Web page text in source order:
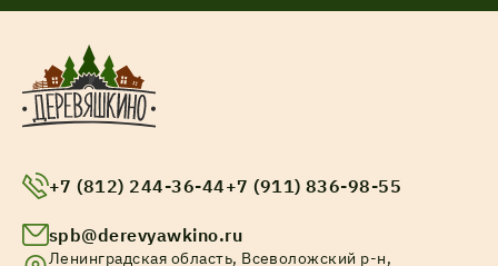
+7 (812) 244-36-44+7 (911) 836-98-55
spb@derevyawkino.ru
Ленинградская область, Всеволожский р-н,